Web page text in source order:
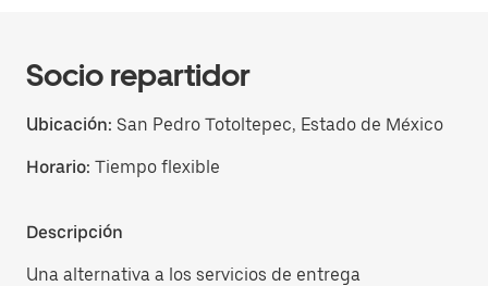
Socio repartidor
Ubicación: San Pedro Totoltepec, Estado de México
Horario: Tiempo flexible
Descripción
Una alternativa a los servicios de entrega